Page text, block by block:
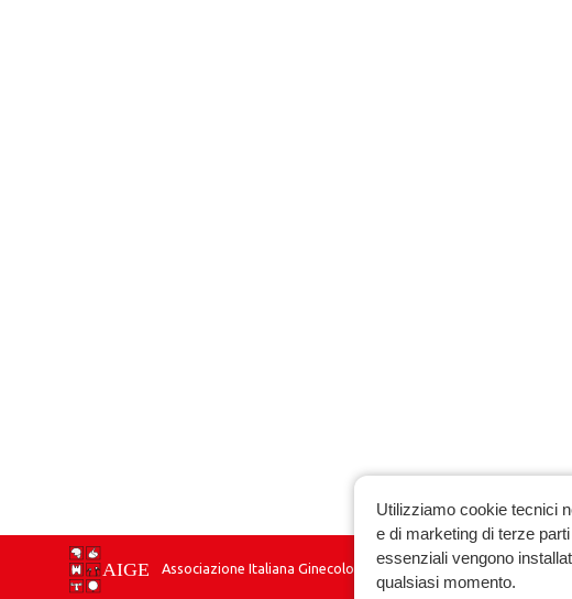
Associazione Italiana Ginecologia Endocrinologica
Utilizziamo cookie tecnici
e di marketing di terze
essenziali vengono
qualsiasi momento.